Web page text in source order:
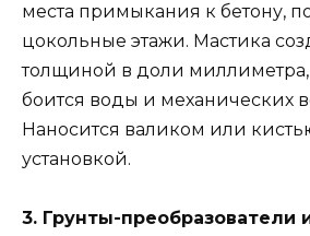
места примыкания к бетону,
цокольные этажи. Мастика
толщиной в доли миллиметра,
боится воды и механических
Наносится валиком или
установкой.
3. Грунты-преобразователи